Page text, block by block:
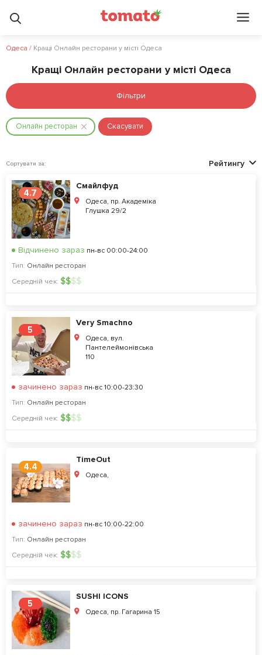
Одеса / Кращі Онлайн ресторани у місті Одеса
Кращі Онлайн ресторани у місті Одеса
Фільтри
Онлайн ресторан Скасувати
Сортувати за: Рейтингу
4.7
Смайлфуд
Одеса, пр. Академіка
Глушка 29/2
Відчинено зараз пн-вс 00:00-24:00
Тип: Онлайн ресторан
Середній чек: $$$$
5
Very Smachno
Одеса, вул.
Пантелеймонівська
110
зачинено зараз пн-вс 10:00-23:30
Тип: Онлайн ресторан
Середній чек: $$$$
4.4
TimeOut
Одеса,
зачинено зараз пн-вс 10:00-22:00
Тип: Онлайн ресторан
Середній чек: $$$$
5
SUSHI ICONS
Одеса, пр. Гагарина 15